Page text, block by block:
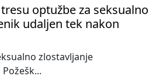
optužbe za seksualno
udaljen tek nakon
zlostavljanje